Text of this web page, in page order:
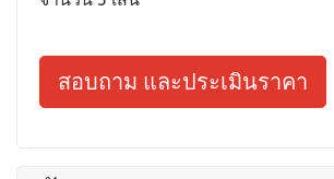
สอบถาม และประเมินราคา